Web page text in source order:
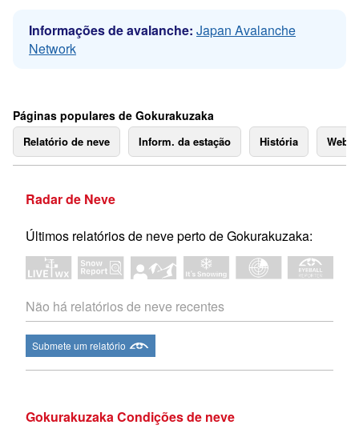
Informações de avalanche: Japan Avalanche
Network
Páginas populares de Gokurakuzaka
Relatório de neve Inform. da estação História
Radar de Neve
Últimos relatórios de neve perto de Gokurakuzaka:
Não há relatórios de neve recentes
Submete um relatório
Gokurakuzaka Condições de neve